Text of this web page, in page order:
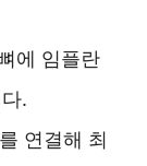
에 임플란
.
연결해 최